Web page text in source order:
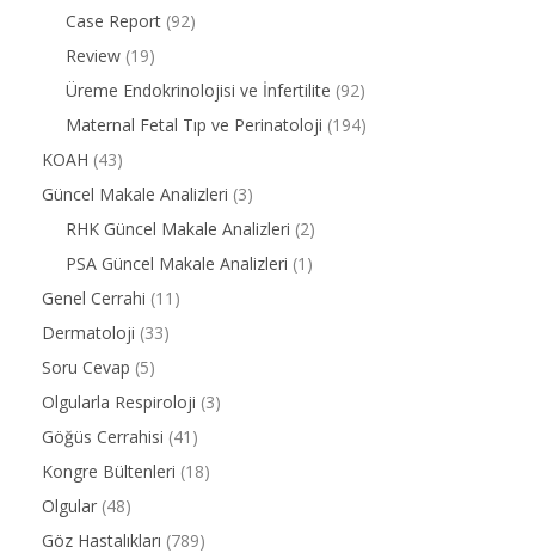
Case Report (92)
Review (19)
Üreme Endokrinolojisi ve İnfertilite (92)
Maternal Fetal Tıp ve Perinatoloji (194)
KOAH (43)
Güncel Makale Analizleri (3)
RHK Güncel Makale Analizleri (2)
PSA Güncel Makale Analizleri (1)
Genel Cerrahi (11)
Dermatoloji (33)
Soru Cevap (5)
Olgularla Respiroloji (3)
Göğüs Cerrahisi (41)
Kongre Bültenleri (18)
Olgular (48)
Göz Hastalıkları (789)